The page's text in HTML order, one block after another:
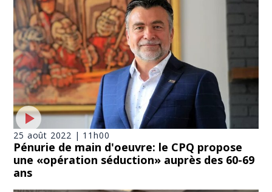
25 août 2022 | 11h00
Pénurie de main d'oeuvre: le CPQ propose
une «opération séduction» auprès des 60-69
ans